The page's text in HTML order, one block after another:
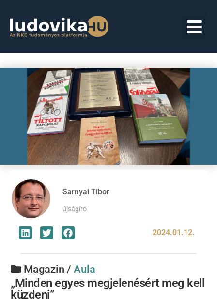
Sarnyai Tibor
újságíró
2024.01.12.
Magazin /Aula
„Minden egyes megjelenésért meg kell
küzdeni”